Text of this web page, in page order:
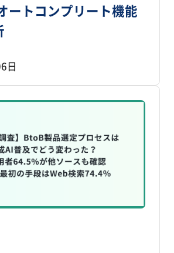
ートコンプリート機能
日